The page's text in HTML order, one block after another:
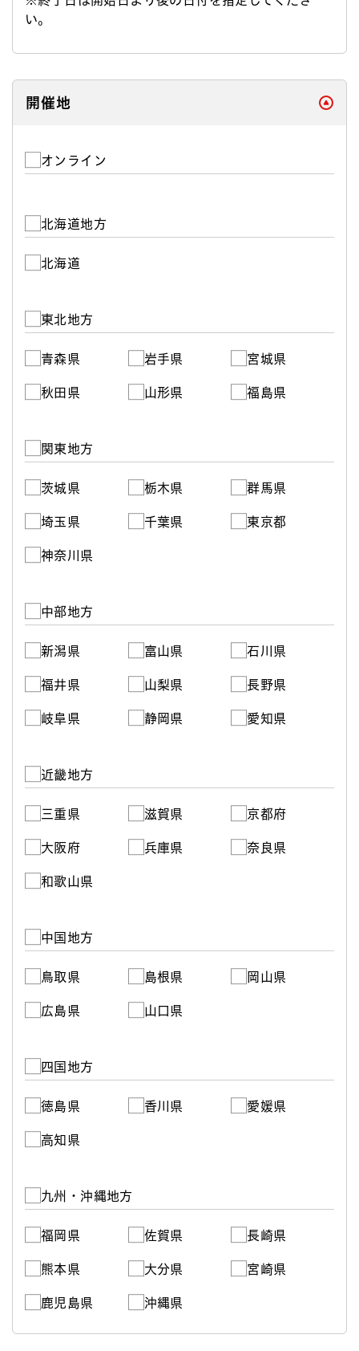
い。
開催地 閉じる
オンライン
北海道地方
北海道
東北地方
青森県 岩手県 宮城県
秋田県 山形県 福島県
関東地方
茨城県 栃木県 群馬県
埼玉県 千葉県 東京都
神奈川県
中部地方
新潟県 富山県 石川県
福井県 山梨県 長野県
岐阜県 静岡県 愛知県
近畿地方
三重県 滋賀県 京都府
大阪府 兵庫県 奈良県
和歌山県
中国地方
鳥取県 島根県 岡山県
広島県 山口県
四国地方
徳島県 香川県 愛媛県
高知県
九州・沖縄地方
福岡県 佐賀県 長崎県
熊本県 大分県 宮崎県
鹿児島県 沖縄県